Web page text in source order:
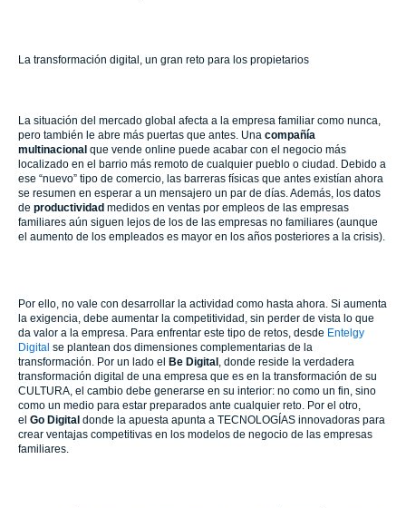
La transformación digital, un gran reto para los propietarios
La situación del mercado global afecta a la empresa familiar como nunca,
pero también le abre más puertas que antes. Una compañía
multinacional que vende online puede acabar con el negocio más
localizado en el barrio más remoto de cualquier pueblo o ciudad. Debido a
ese “nuevo” tipo de comercio, las barreras físicas que antes existían ahora
se resumen en esperar a un mensajero un par de días. Además, los datos
de productividad medidos en ventas por empleos de las empresas
familiares aún siguen lejos de los de las empresas no familiares (aunque
el aumento de los empleados es mayor en los años posteriores a la crisis).
Por ello, no vale con desarrollar la actividad como hasta ahora. Si aumenta
la exigencia, debe aumentar la competitividad, sin perder de vista lo que
da valor a la empresa. Para enfrentar este tipo de retos, desde Entelgy
Digital se plantean dos dimensiones complementarias de la
transformación. Por un lado el Be Digital , donde reside la verdadera
transformación digital de una empresa que es en la transformación de su
CULTURA, el cambio debe generarse en su interior: no como un fin, sino
como un medio para estar preparados ante cualquier reto. Por el otro,
el Go Digital donde la apuesta apunta a TECNOLOGÍAS innovadoras para
crear ventajas competitivas en los modelos de negocio de las empresas
familiares.